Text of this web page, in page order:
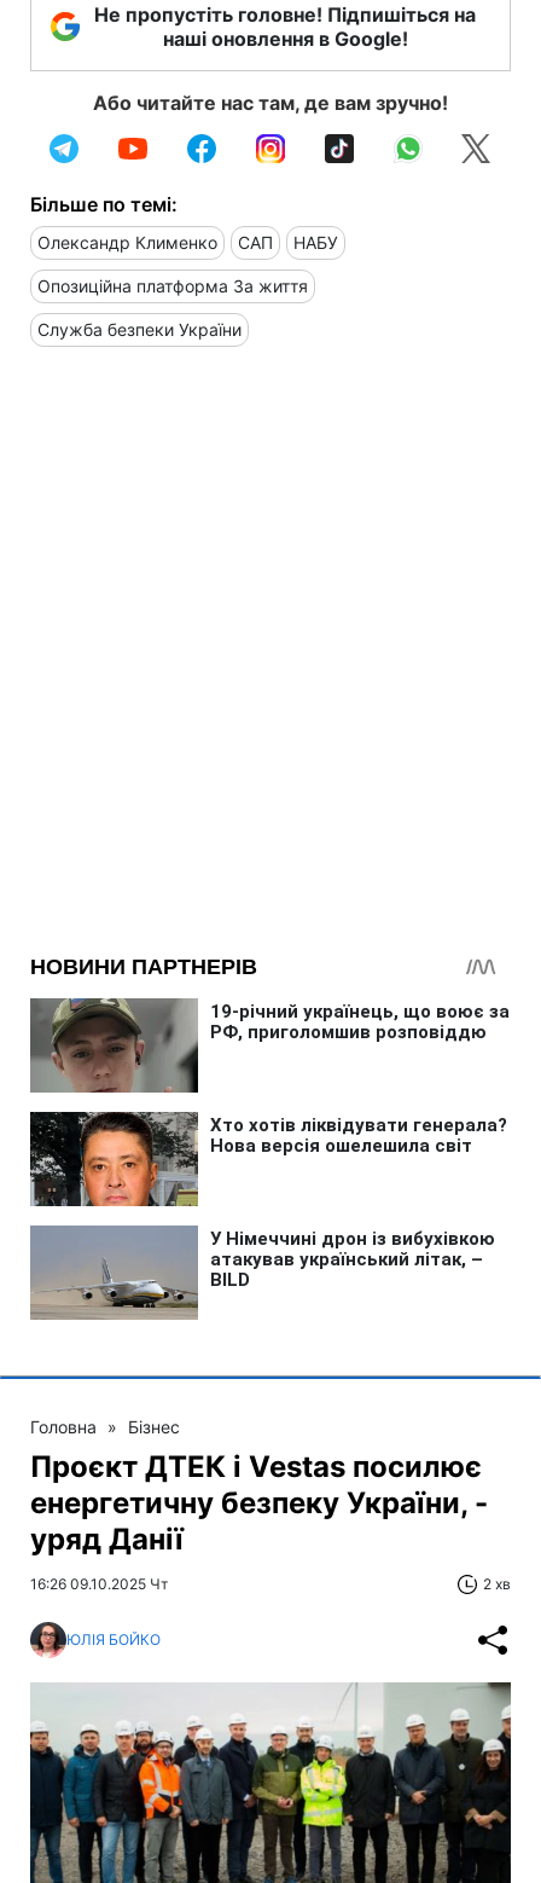
Не пропустіть головне! Підпишіться на
наші оновлення в Google!
Або читайте нас там, де вам зручно!
Більше по темі:
Олександр Клименко САП НАБУ
Опозиційна платформа За життя
Служба безпеки України
Головна » Бізнес
Проєкт ДТЕК і Vestas посилює
енергетичну безпеку України, -
уряд Данії
16:26 09.10.2025 Чт 2 хв
ЮЛІЯ БОЙКО